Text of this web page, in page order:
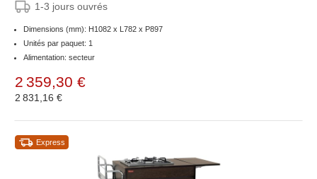
1-3 jours ouvrés
Dimensions (mm): H1082 x L782 x P897
Unités par paquet: 1
Alimentation: secteur
2 359,30 €
2 831,16 €
Express